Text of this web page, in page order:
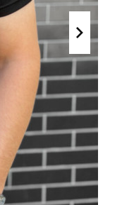
Поло
Сорочки
Футболки
ХУДІ, СВІТШОТИ, СВЕТРИ
Кофти
Светри
Світшоти